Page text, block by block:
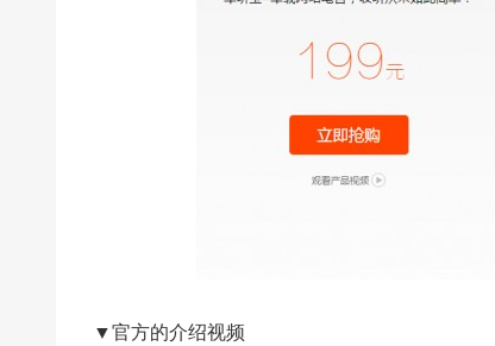
▼官方的介绍视频